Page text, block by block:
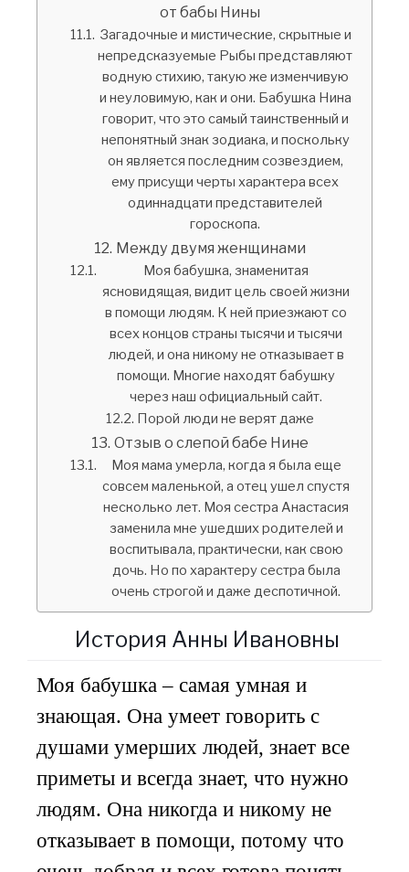
от бабы Нины
Загадочные и мистические, скрытные и
непредсказуемые Рыбы представляют
водную стихию, такую же изменчивую
и неуловимую, как и они. Бабушка Нина
говорит, что это самый таинственный и
непонятный знак зодиака, и поскольку
он является последним созвездием,
ему присущи черты характера всех
одиннадцати представителей
гороскопа.
Между двумя женщинами
Моя бабушка, знаменитая
ясновидящая, видит цель своей жизни
в помощи людям. К ней приезжают со
всех концов страны тысячи и тысячи
людей, и она никому не отказывает в
помощи. Многие находят бабушку
через наш официальный сайт.
Порой люди не верят даже
Отзыв о слепой бабе Нине
Моя мама умерла, когда я была еще
совсем маленькой, а отец ушел спустя
несколько лет. Моя сестра Анастасия
заменила мне ушедших родителей и
воспитывала, практически, как свою
дочь. Но по характеру сестра была
очень строгой и даже деспотичной.
История Анны Ивановны
Моя бабушка – самая умная и
знающая. Она умеет говорить с
душами умерших людей, знает все
приметы и всегда знает, что нужно
людям. Она никогда и никому не
отказывает в помощи, потому что